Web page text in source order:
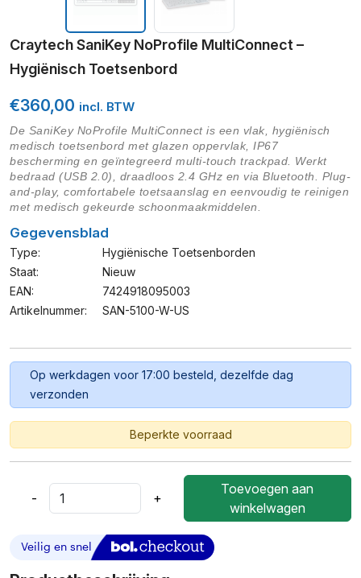
Craytech SaniKey NoProfile MultiConnect –
Hygiënisch Toetsenbord
€360,00 incl. BTW
De SaniKey NoProfile MultiConnect is een vlak, hygiënisch
medisch toetsenbord met glazen oppervlak, IP67
bescherming en geïntegreerd multi-touch trackpad. Werkt
bedraad (USB 2.0), draadloos 2.4 GHz en via Bluetooth. Plug-
and-play, comfortabele toetsaanslag en eenvoudig te reinigen
met medisch gekeurde schoonmaakmiddelen.
Gegevensblad
Type:
Hygiënische Toetsenborden
Staat:
Nieuw
EAN:
7424918095003
Artikelnummer:
SAN-5100-W-US
Op werkdagen voor 17:00 besteld, dezelfde dag
verzonden
Beperkte voorraad
-
Craytech
NoProfile
MultiConnect
-
+
Toevoegen aan
winkelwagen